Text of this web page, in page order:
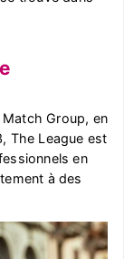
Group, en
The League est
en
à des